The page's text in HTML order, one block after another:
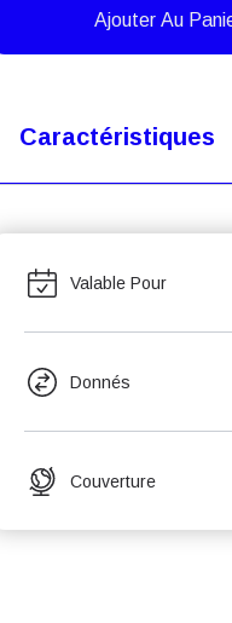
Ajouter Au
Caractéristiques
Valable Pour
Donnés
Couverture